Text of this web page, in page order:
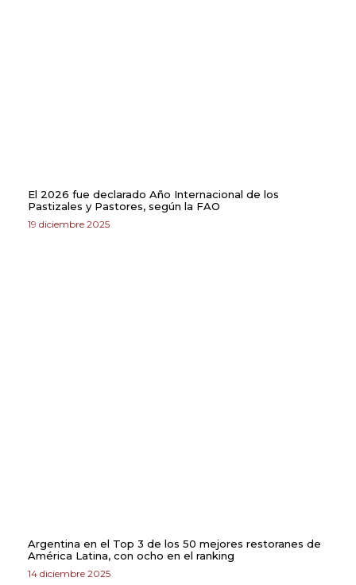
El 2026 fue declarado Año Internacional de los
Pastizales y Pastores, según la FAO
19 diciembre 2025
Argentina en el Top 3 de los 50 mejores restoranes de
América Latina, con ocho en el ranking
14 diciembre 2025